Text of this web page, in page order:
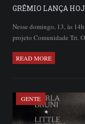
GRÊMIO LANÇA
Nesse domingo, 13, às
projeto Comunidade Tri.
READ MORE
GENTE